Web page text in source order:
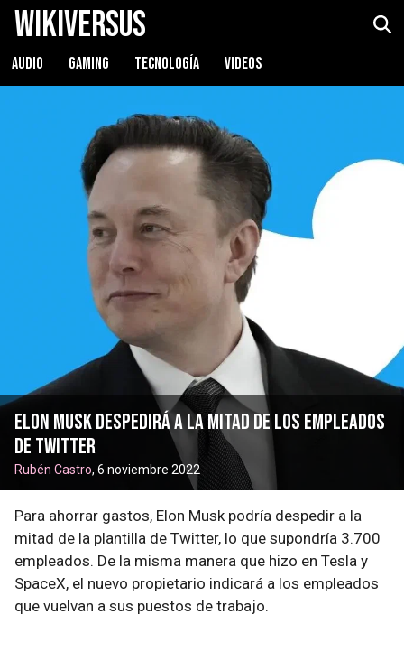
WikiVersus
AUDIO GAMING TECNOLOGÍA VIDEOS
Elon Musk despedirá a la mitad de los empleados
de Twitter
Rubén Castro, 6 noviembre 2022
Para ahorrar gastos, Elon Musk podría despedir a la
mitad de la plantilla de Twitter, lo que supondría 3.700
empleados. De la misma manera que hizo en Tesla y
SpaceX, el nuevo propietario indicará a los empleados
que vuelvan a sus puestos de trabajo.